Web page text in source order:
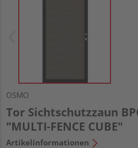
OSMO
Tor Sichtschutzzaun
"MULTI-FENCE CUBE"
Artikelinformationen